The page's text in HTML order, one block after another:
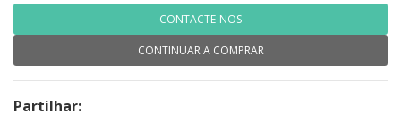
CONTACTE-NOS
CONTINUAR A COMPRAR
Partilhar: